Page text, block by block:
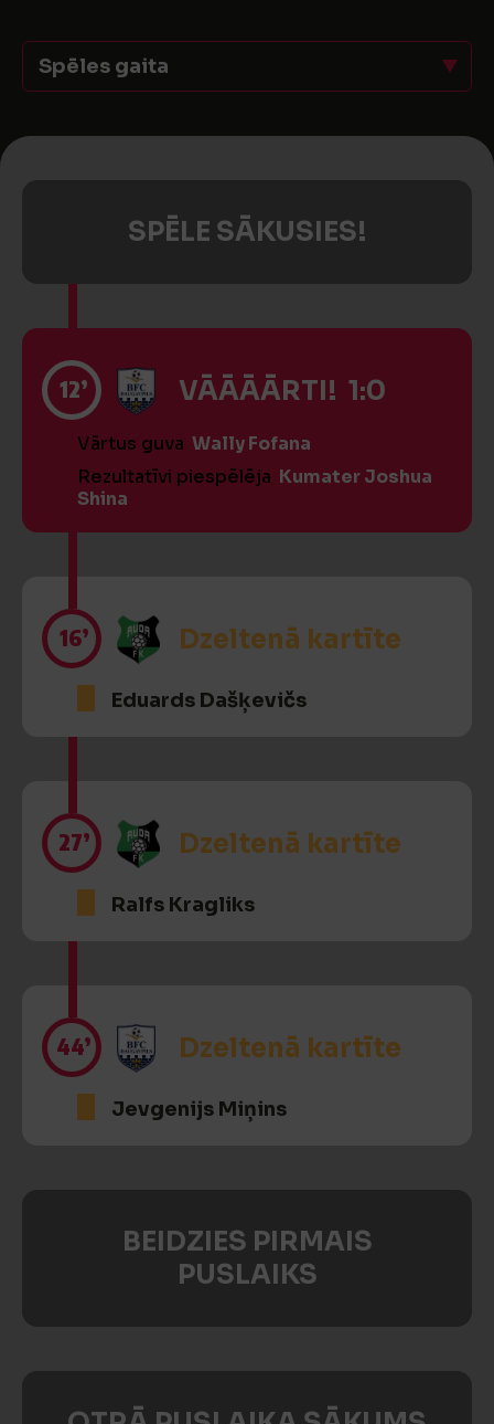
Spēles gaita
SPĒLE SĀKUSIES!
12’ VĀĀĀĀRTI! 1:0
Vārtus guva Wally Fofana
Rezultatīvi piespēlēja Kumater Joshua
Shina
16’ Dzeltenā kartīte
Eduards Dašķevičs
27’ Dzeltenā kartīte
Ralfs Kragliks
44’ Dzeltenā kartīte
Jevgenijs Miņins
BEIDZIES PIRMAIS
PUSLAIKS